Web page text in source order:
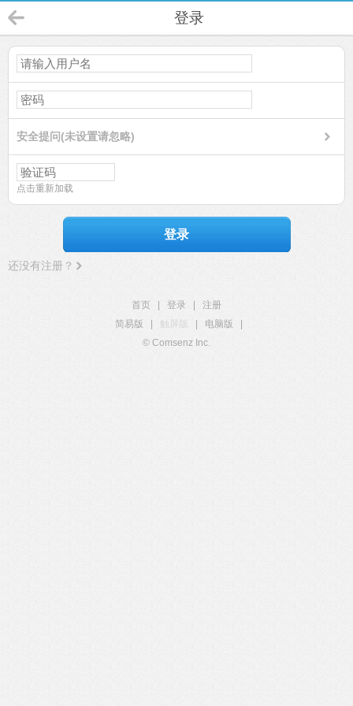
登录
安全提问(未设置请忽略)
点击重新加载
登录
还没有注册？
首页 登录
注册
简易版
触屏版 电脑版
© Comsenz Inc.